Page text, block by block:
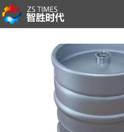
关于智胜时